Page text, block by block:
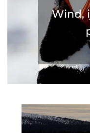
Wind,